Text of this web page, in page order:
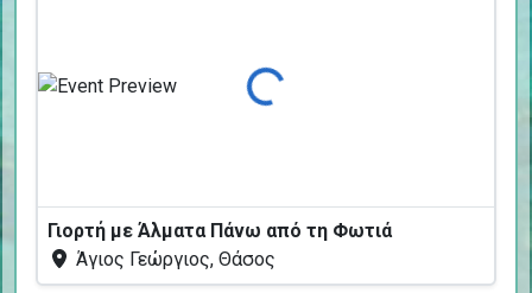
Φόρτωση...
Γιορτή με Άλματα Πάνω από τη Φωτιά
Άγιος Γεώργιος, Θάσος